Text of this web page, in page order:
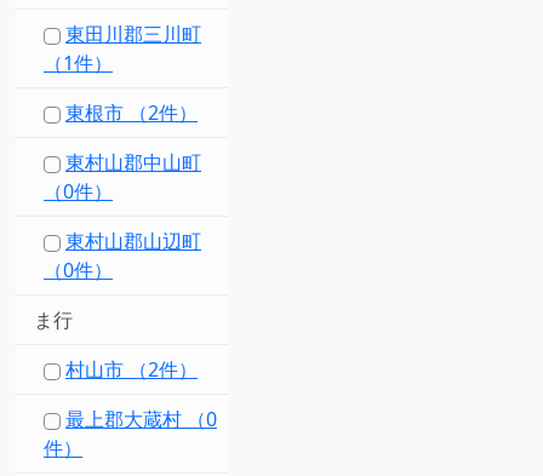
東田川郡三川町
（1件）
東根市 （2件）
東村山郡中山町
（0件）
東村山郡山辺町
（0件）
ま行
村山市 （2件）
最上郡大蔵村 （0
件）